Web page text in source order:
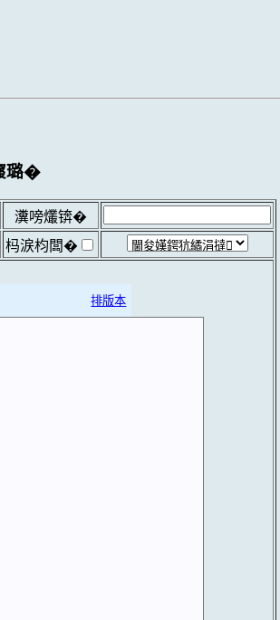
璐�
瀵嗙爜锛�
杩涙枃闆�
排版本